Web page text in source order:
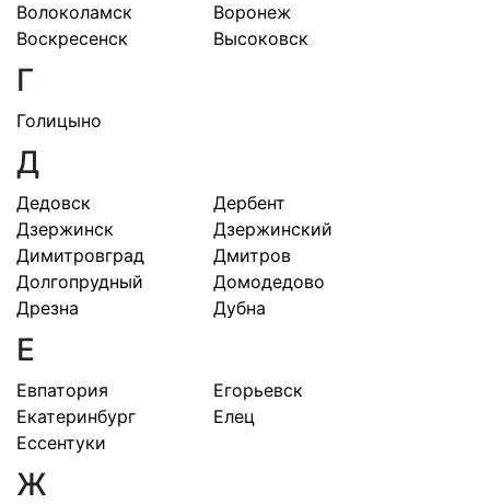
Волоколамск
Воронеж
Воскресенск
Высоковск
Г
Голицыно
Д
Дедовск
Дербент
Дзержинск
Дзержинский
Димитровград
Дмитров
Долгопрудный
Домодедово
Дрезна
Дубна
Е
Евпатория
Егорьевск
Екатеринбург
Елец
Ессентуки
Ж